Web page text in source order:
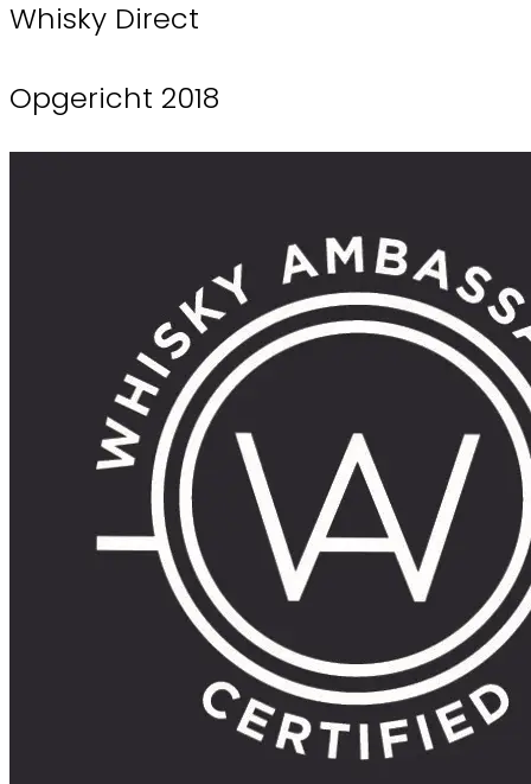
Whisky Direct
Opgericht 2018